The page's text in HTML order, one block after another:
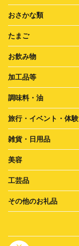
おさかな類
たまご
お飲み物
加工品等
調味料・油
旅行・イベント・体験
雑貨・日用品
美容
工芸品
その他のお礼品